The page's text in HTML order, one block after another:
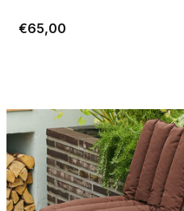
€65,00